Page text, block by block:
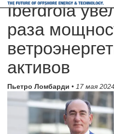
Iberdrola
раза
активов
Пьетро Ломбарди • 17 мая